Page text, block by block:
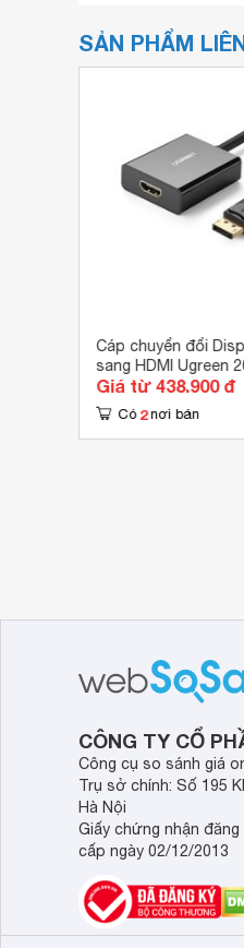
Displayport to
Ugreen 10238
màn hình, màn
thị video và
PVC để ngăn
ấn xuống để mở
SẢN PHẨM
Cáp chuyển đổi
sang HDMI Ugreen
Giá từ 438.900 đ
Có 2 nơi bán
CÔNG TY CỔ
Công cụ so sánh giá
Trụ sở chính: Số 195
Hà Nội
Giấy chứng nhận
cấp ngày 02/12/2013